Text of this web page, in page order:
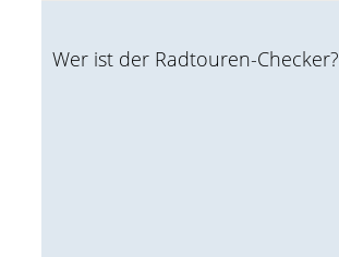
Wer ist der Radtouren-Checker?